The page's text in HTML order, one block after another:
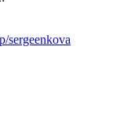
sergeenkova